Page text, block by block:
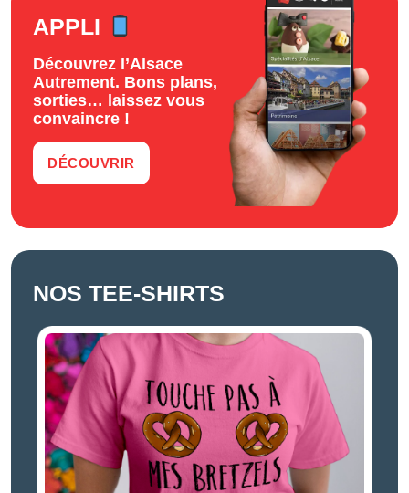
APPLI
Découvrez l’Alsace
Autrement. Bons plans,
sorties… laissez vous
convaincre !
DÉCOUVRIR
NOS TEE-SHIRTS